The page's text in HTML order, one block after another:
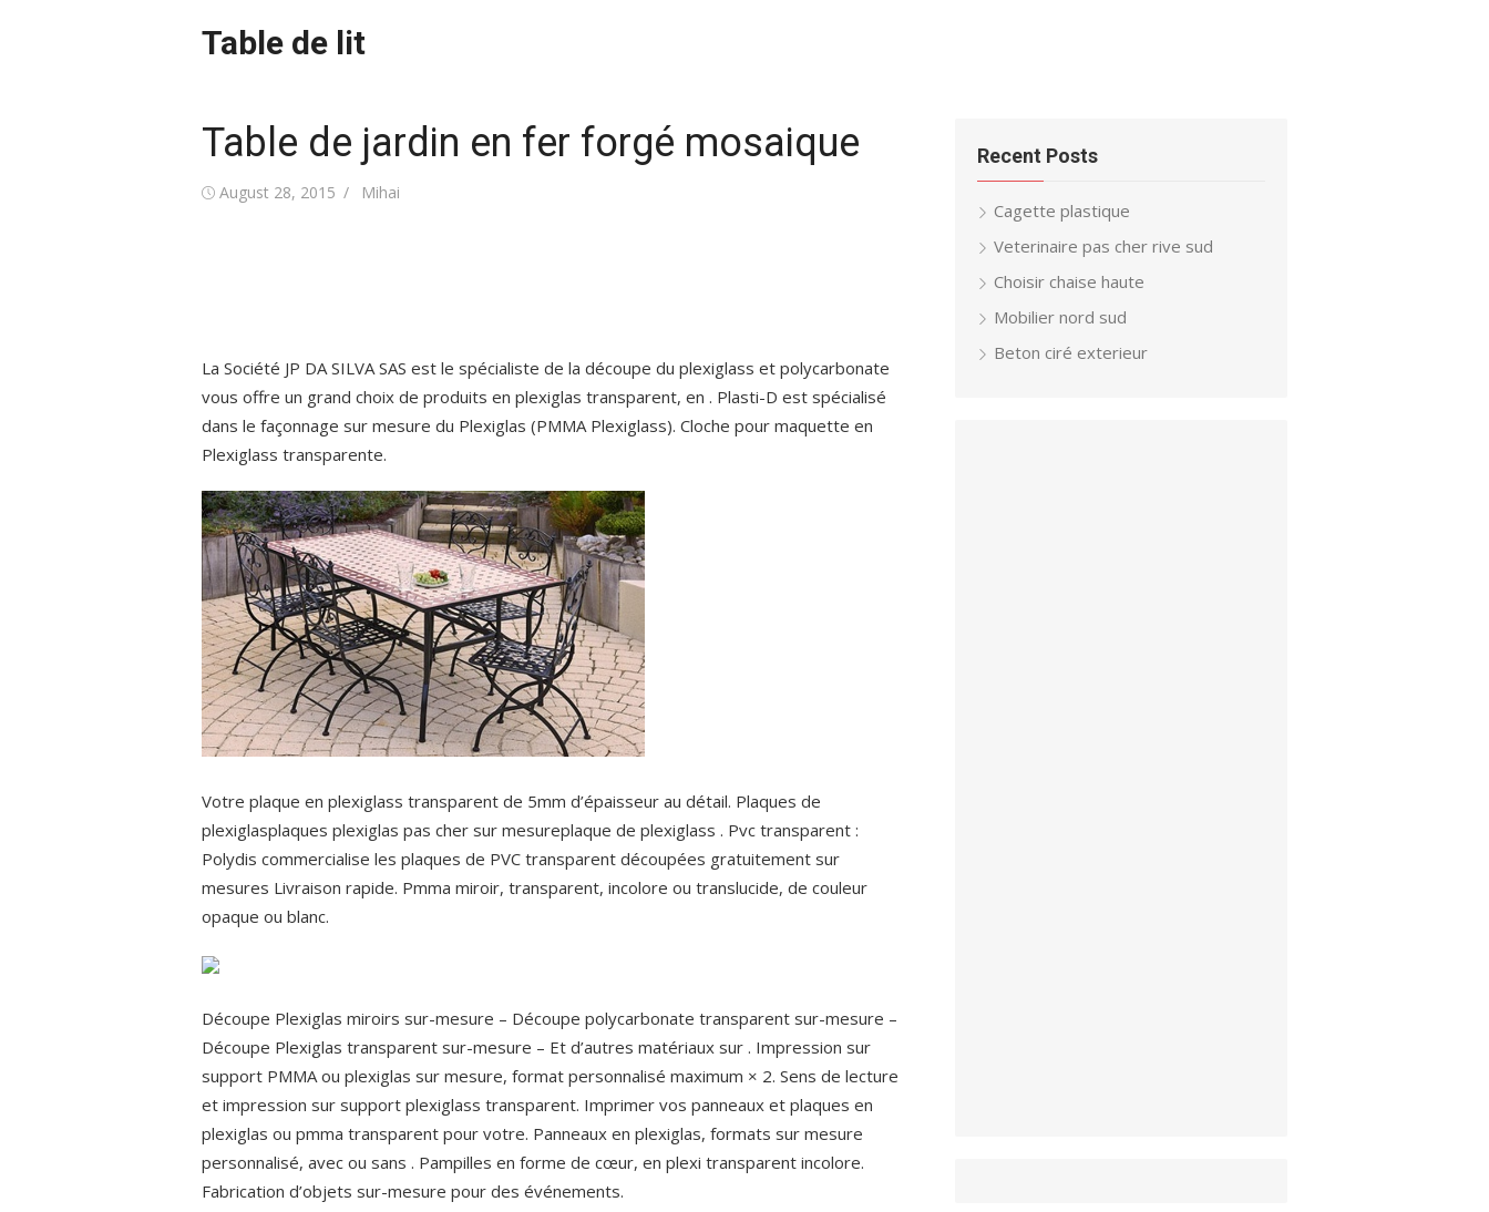
Table de lit
Table de jardin en fer forgé mosaique
Posted
August 28, 2015 Author
Mihai
La Société JP DA SILVA SAS est le spécialiste de la découpe du plexiglass et polycarbonate
vous offre un grand choix de produits en plexiglas transparent, en . Plasti-D est spécialisé
dans le façonnage sur mesure du Plexiglas (PMMA Plexiglass). Cloche pour maquette en
Plexiglass transparente.
Votre plaque en plexiglass transparent de 5mm d’épaisseur au détail. Plaques de
plexiglasplaques plexiglas pas cher sur mesureplaque de plexiglass . Pvc transparent :
Polydis commercialise les plaques de PVC transparent découpées gratuitement sur
mesures Livraison rapide. Pmma miroir, transparent, incolore ou translucide, de couleur
opaque ou blanc.
Découpe Plexiglas miroirs sur-mesure – Découpe polycarbonate transparent sur-mesure –
Découpe Plexiglas transparent sur-mesure – Et d’autres matériaux sur . Impression sur
support PMMA ou plexiglas sur mesure, format personnalisé maximum × 2. Sens de lecture
et impression sur support plexiglass transparent. Imprimer vos panneaux et plaques en
plexiglas ou pmma transparent pour votre. Panneaux en plexiglas, formats sur mesure
personnalisé, avec ou sans . Pampilles en forme de cœur, en plexi transparent incolore.
Fabrication d’objets sur-mesure pour des événements.
Recent Posts
Cagette plastique
Veterinaire pas cher rive sud
Choisir chaise haute
Mobilier nord sud
Beton ciré exterieur